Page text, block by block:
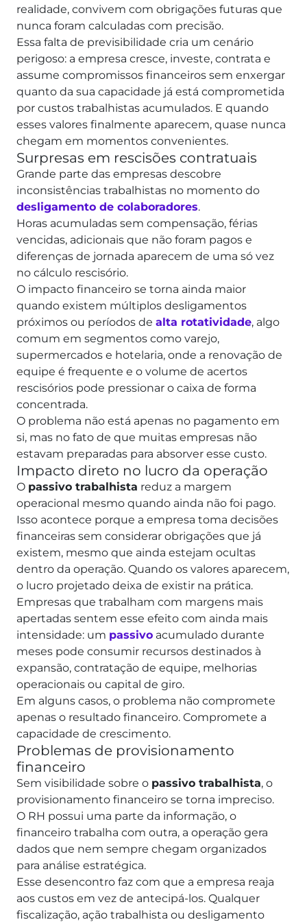
realidade, convivem com obrigações futuras que
nunca foram calculadas com precisão.
Essa falta de previsibilidade cria um cenário
perigoso: a empresa cresce, investe, contrata e
assume compromissos financeiros sem enxergar
quanto da sua capacidade já está comprometida
por custos trabalhistas acumulados. E quando
esses valores finalmente aparecem, quase nunca
chegam em momentos convenientes.
Surpresas em rescisões contratuais
Grande parte das empresas descobre
inconsistências trabalhistas no momento do
desligamento de colaboradores.
Horas acumuladas sem compensação, férias
vencidas, adicionais que não foram pagos e
diferenças de jornada aparecem de uma só vez
no cálculo rescisório.
O impacto financeiro se torna ainda maior
quando existem múltiplos desligamentos
próximos ou períodos de alta rotatividade, algo
comum em segmentos como varejo,
supermercados e hotelaria, onde a renovação de
equipe é frequente e o volume de acertos
rescisórios pode pressionar o caixa de forma
concentrada.
O problema não está apenas no pagamento em
si, mas no fato de que muitas empresas não
estavam preparadas para absorver esse custo.
Impacto direto no lucro da operação
O passivo trabalhista reduz a margem
operacional mesmo quando ainda não foi pago.
Isso acontece porque a empresa toma decisões
financeiras sem considerar obrigações que já
existem, mesmo que ainda estejam ocultas
dentro da operação. Quando os valores aparecem,
o lucro projetado deixa de existir na prática.
Empresas que trabalham com margens mais
apertadas sentem esse efeito com ainda mais
intensidade: um passivo acumulado durante
meses pode consumir recursos destinados à
expansão, contratação de equipe, melhorias
operacionais ou capital de giro.
Em alguns casos, o problema não compromete
apenas o resultado financeiro. Compromete a
capacidade de crescimento.
Problemas de provisionamento
financeiro
Sem visibilidade sobre o passivo trabalhista, o
provisionamento financeiro se torna impreciso.
O RH possui uma parte da informação, o
financeiro trabalha com outra, a operação gera
dados que nem sempre chegam organizados
para análise estratégica.
Esse desencontro faz com que a empresa reaja
aos custos em vez de antecipá-los. Qualquer
fiscalização, ação trabalhista ou desligamento